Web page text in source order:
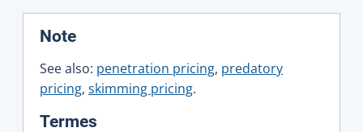
Note:
See also: penetration pricing, predatory
pricing, skimming pricing.
Termes